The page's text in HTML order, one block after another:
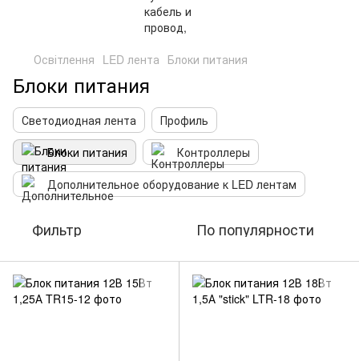
Освітлення LED лента Блоки питания
Блоки питания
Светодиодная лента
Профиль
Блоки питания
Контроллеры
Дополнительное оборудование к LED лентам
Фильтр По популярности